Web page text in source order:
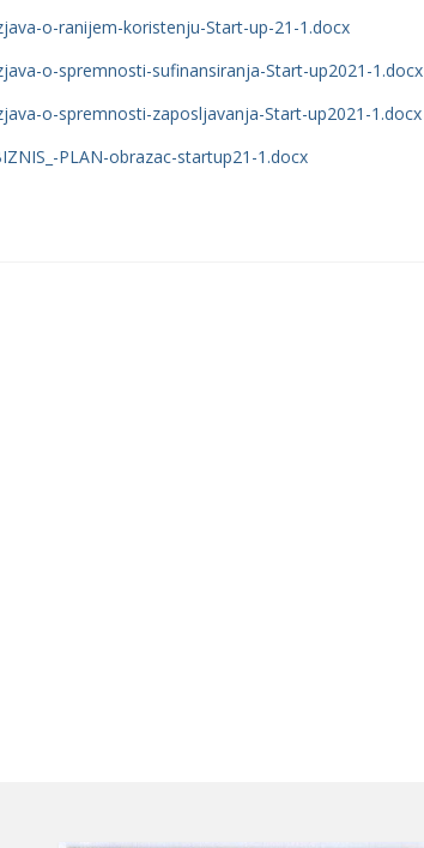
o-ranijem-koristenju-Start-up-21-1.docx
o-spremnosti-sufinansiranja-Start-up2021-1.docx
o-spremnosti-zaposljavanja-Start-up2021-1.docx
PLAN-obrazac-startup21-1.docx